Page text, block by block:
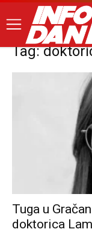
Tag:
Tuga u
doktorica